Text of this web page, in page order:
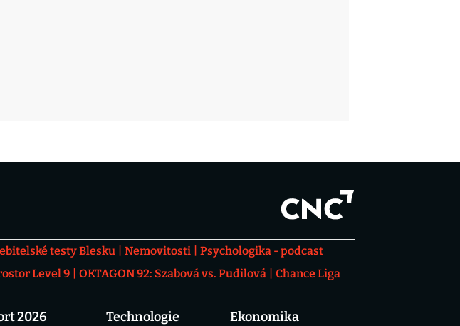
testy Blesku Nemovitosti
Psychologika - podcast
Level 9 OKTAGON 92: Szabová vs. Pudilová
Chance Liga
2026 Technologie Ekonomika